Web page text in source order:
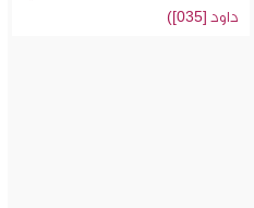
داود [035])